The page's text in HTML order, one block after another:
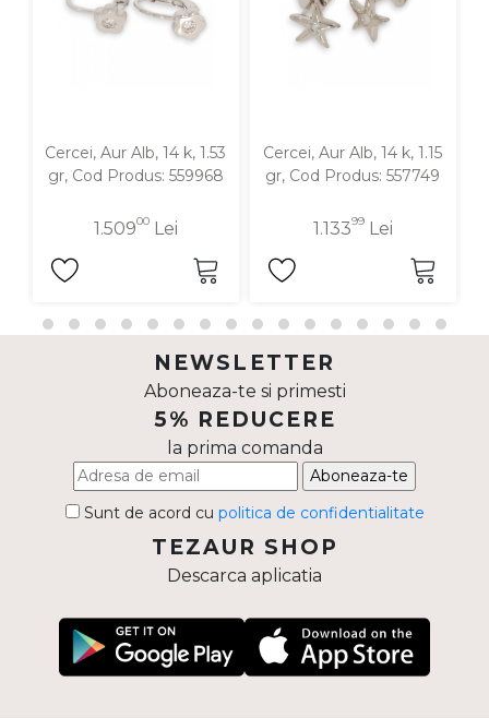
Cercei, Aur Alb, 14 k, 1.53
gr, Cod Produs: 559968
1.50900Lei
Cercei, Aur Alb, 14 k, 1.15
gr, Cod Produs: 557749
1.13399Lei
NEWSLETTER
Aboneaza-te si primesti
5% REDUCERE
la prima comanda
Aboneaza-te
Sunt de acord cu politica de confidentialitate
TEZAUR SHOP
Descarca aplicatia